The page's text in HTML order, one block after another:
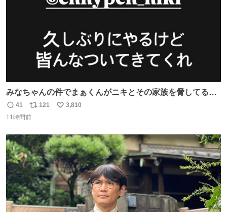
みなちゃんの件でまぁくんがニキとその家族を脅してるけ
ど絶対間違えてる。 悪いのは誹謗中傷した人達でしょ。こ
んなのみなちゃん望んでないし曲がった正義すぎる
返
信
41
リ
ポ
ト
数
121
い
数
3,810
11時間前